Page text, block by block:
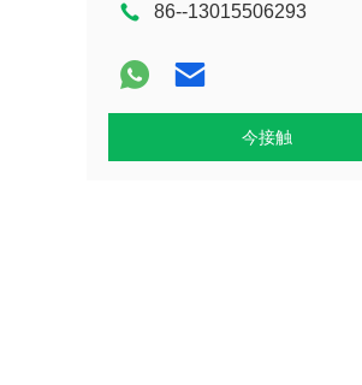
86--13015506293
今接触